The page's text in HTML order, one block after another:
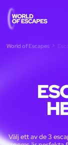
World of Escapes
Välj ett av de 3